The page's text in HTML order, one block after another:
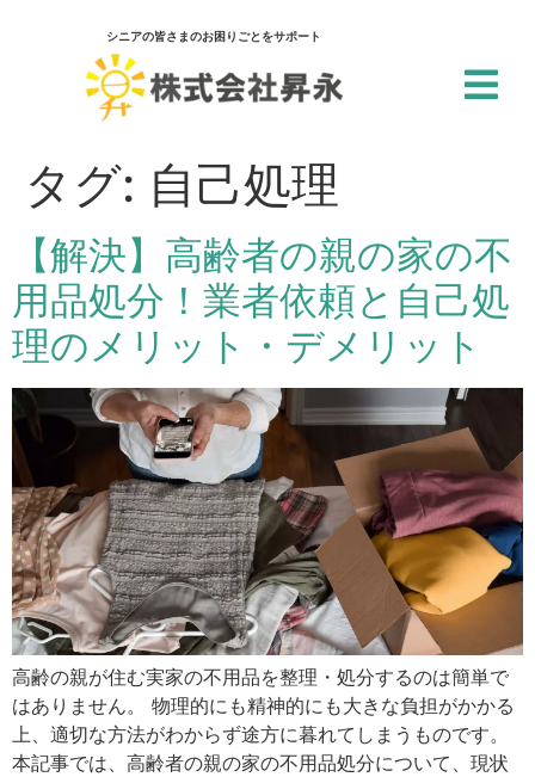
シニアの皆さまのお困りごとをサポート
タグ: 自己処理
【解決】高齢者の親の家の不
用品処分！業者依頼と自己処
理のメリット・デメリット
高齢の親が住む実家の不用品を整理・処分するのは簡単で
はありません。 物理的にも精神的にも大きな負担がかかる
上、適切な方法がわからず途方に暮れてしまうものです。
本記事では、高齢者の親の家の不用品処分について、現状
アクセシビリティ設定 閉じる
一括設定
個別設定
スクリーンリーダー
サイト内の文章を音声で読み上げ
テキストリーダー
選択した文章を音声で読み上げ
仮想キーボード
フォーム入力でキーボードを表示
キーボード操作ハイライト
キーボードで操作中の要素を強調表示
音声操作
色の彩度
低彩度・高彩度・白黒